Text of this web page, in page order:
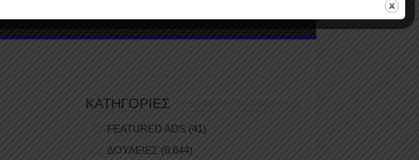
ΚΑΤΗΓΟΡΙΕΣ
FEATURED ADS (41)
ΔΟΥΛΕΙΕΣ (6,644)